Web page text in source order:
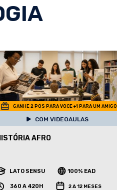
GANHE 2 POS PARA VOCE +1 PARA UM AMIGO
COM VIDEOAULAS
AFRO
LATO SENSU 100% EAD
360 A 420H 2 A 12 MESES